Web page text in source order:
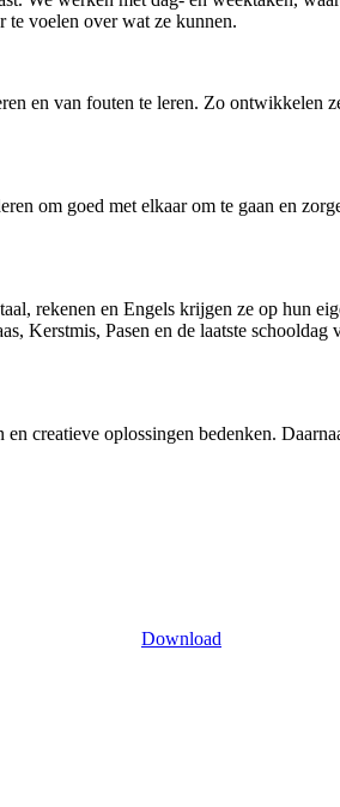
te voelen over wat ze kunnen.
en van fouten te leren. Zo ontwikkelen
om goed met elkaar om te gaan en
rekenen en Engels krijgen ze op hun
Kerstmis, Pasen en de laatste schooldag
creatieve oplossingen bedenken.
Download